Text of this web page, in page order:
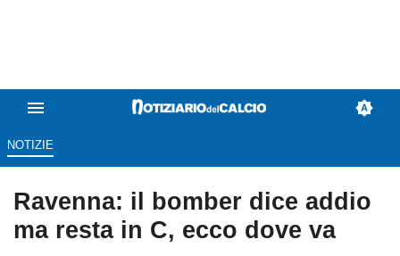
NOTIZIE
Ravenna: il bomber dice addio
ma resta in C, ecco dove va